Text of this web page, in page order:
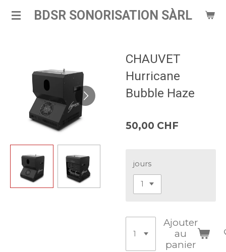
Passer
BDSR SONORISATION SÀRL
CHAUVET
Hurricane
Bubble Haze
50,00 CHF
jours
Ajouter
au
panier